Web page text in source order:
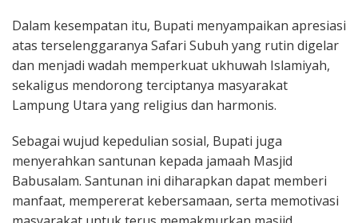
Dalam kesempatan itu, Bupati menyampaikan apresiasi
atas terselenggaranya Safari Subuh yang rutin digelar
dan menjadi wadah memperkuat ukhuwah Islamiyah,
sekaligus mendorong terciptanya masyarakat
Lampung Utara yang religius dan harmonis.
Sebagai wujud kepedulian sosial, Bupati juga
menyerahkan santunan kepada jamaah Masjid
Babusalam. Santunan ini diharapkan dapat memberi
manfaat, mempererat kebersamaan, serta memotivasi